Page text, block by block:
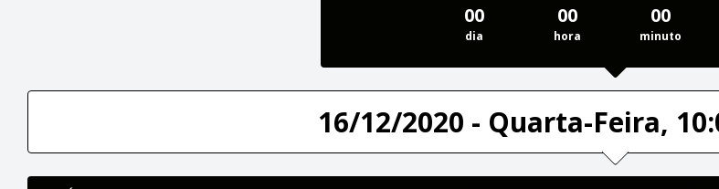
00
dia
00
hora
00
minuto
16/12/2020 - Quarta-Feira,